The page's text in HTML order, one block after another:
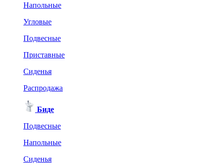
Напольные
Угловые
Подвесные
Приставные
Сиденья
Распродажа
Биде
Подвесные
Напольные
Сиденья